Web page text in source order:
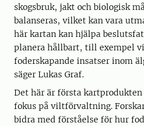
skogsbruk, jakt och biologisk
balanseras, vilket kan vara
här kartan kan hjälpa
planera hållbart, till exempel
foderskapande insatser inom
säger Lukas Graf.
Det här är första
fokus på viltförvaltning.
bidra med förståelse för hur